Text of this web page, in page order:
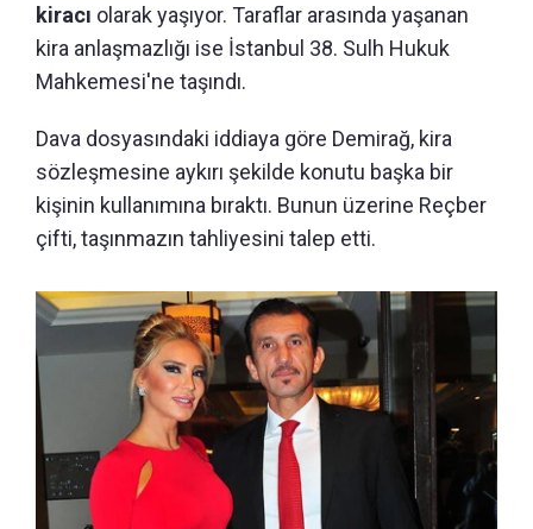
kiracı olarak yaşıyor. Taraflar arasında yaşanan
kira anlaşmazlığı ise İstanbul 38. Sulh Hukuk
Mahkemesi'ne taşındı.
Dava dosyasındaki iddiaya göre Demirağ, kira
sözleşmesine aykırı şekilde konutu başka bir
kişinin kullanımına bıraktı. Bunun üzerine Reçber
çifti, taşınmazın tahliyesini talep etti.